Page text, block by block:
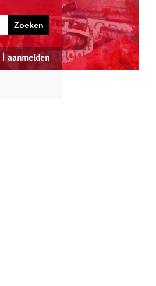
aanmelden